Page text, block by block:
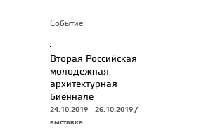
Событие:
Вторая Российская
молодежная
архитектурная
биеннале
24.10.2019 – 26.10.2019 /
выставка